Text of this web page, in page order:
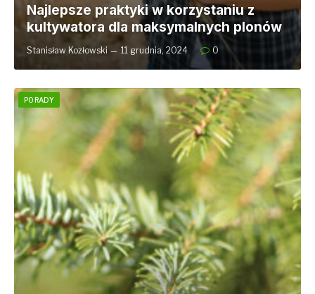
Najlepsze praktyki w korzystaniu z
kultywatora dla maksymalnych plonów
Stanisław Kozłowski 11 grudnia, 2024 0
PORADY